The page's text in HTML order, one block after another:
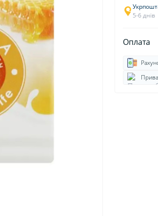
5-6 днів
Оплата